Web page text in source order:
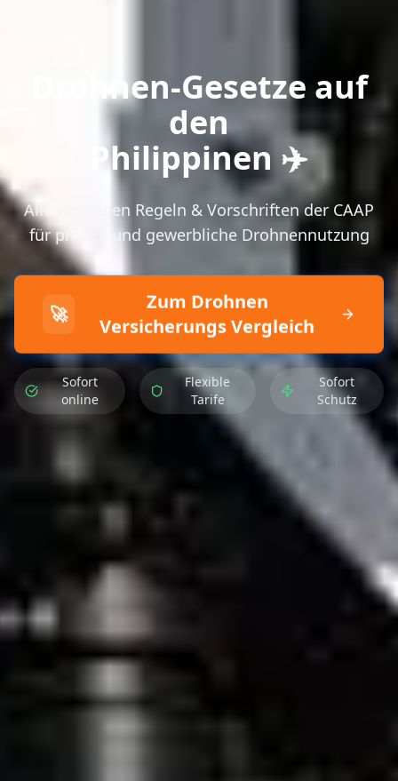
Drohnen-Gesetze auf
den
Philippinen ✈️
Alle wichtigen Regeln & Vorschriften der CAAP
für private und gewerbliche Drohnennutzung
🚀
Zum Drohnen
Versicherungs Vergleich
Sofort
online
Flexible
Tarife
Sofort
Schutz